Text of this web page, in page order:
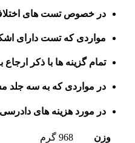
در خصوص تست های
مواردی که تست دارای
تمام گزینه ها با ذکر
در مواردی که به سه جلد
در مورد هزینه های
وزن 968 گرم